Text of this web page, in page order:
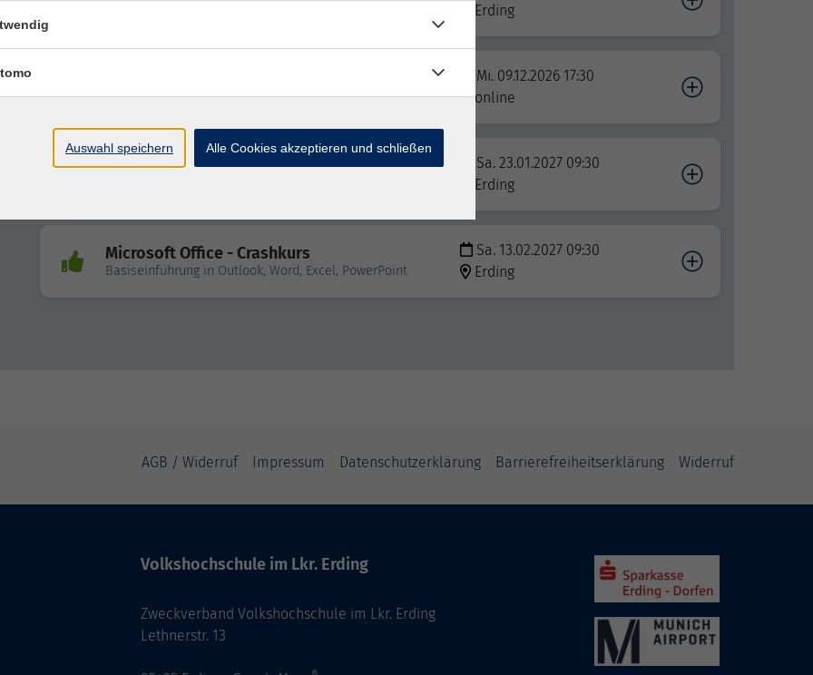
Erding
Präsentationen erstellen
Mi. 09.12.2026 17:30
online
Microsoft Office - Crashkurs
Sa. 23.01.2027 09:30
Erding
Microsoft Office - Crashkurs
Basiseinführung in Outlook, Word, Excel, PowerPoint
Sa. 13.02.2027 09:30
Erding
AGB / Widerruf Impressum Datenschutzerklärung Barrierefreiheitserklärung Widerruf
Volkshochschule im Lkr. Erding
Zweckverband Volkshochschule im Lkr. Erding
Lethnerstr. 13
Auswahl speichern Alle Cookies akzeptieren und schließen